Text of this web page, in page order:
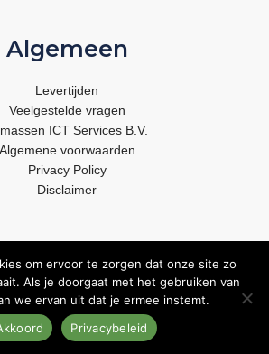
Algemeen
Levertijden
Veelgestelde vragen
ICT Services B.V.
Algemene voorwaarden
Privacy Policy
Disclaimer
|Powered by Tomassen ICT Services
om ervoor te zorgen dat onze site zo
Als je doorgaat met het gebruiken van
we ervan uit dat je ermee instemt.
Privacybeleid